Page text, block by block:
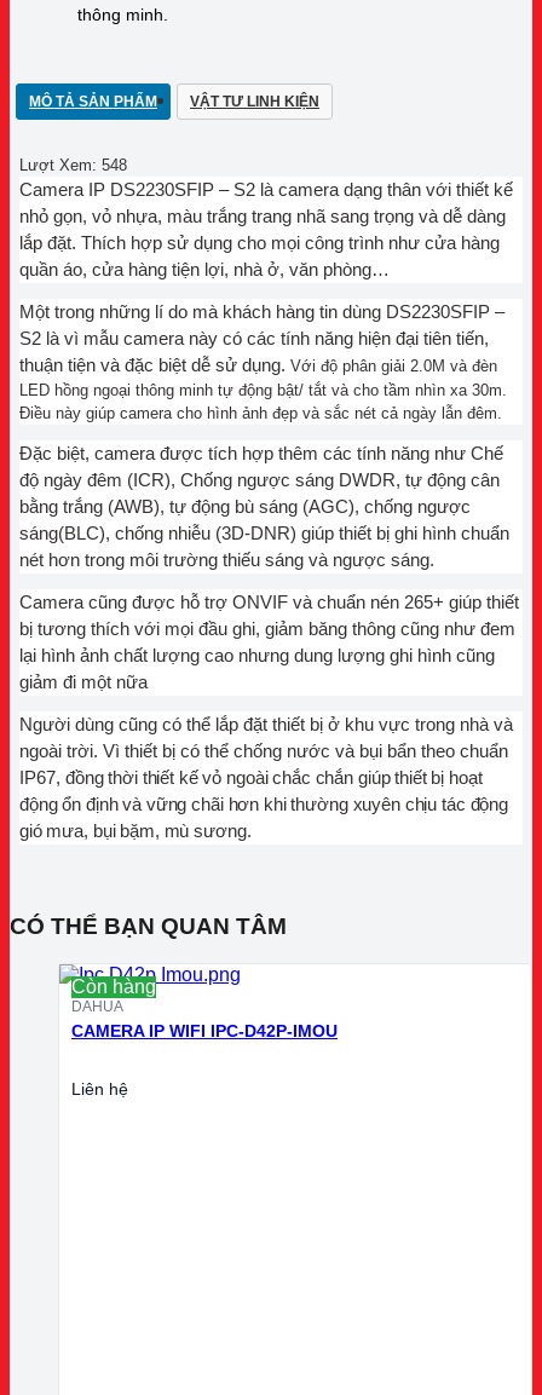
thông minh.
MÔ TẢ SẢN PHẨM VẬT TƯ LINH KIỆN
Lượt Xem: 548
Camera IP DS2230SFIP – S2 là camera dạng thân với thiết kế
nhỏ gọn, vỏ nhựa, màu trắng trang nhã sang trọng và dễ dàng
lắp đặt. Thích hợp sử dụng cho mọi công trình như cửa hàng
quần áo, cửa hàng tiện lợi, nhà ở, văn phòng…
Một trong những lí do mà khách hàng tin dùng DS2230SFIP –
S2 là vì mẫu camera này có các tính năng hiện đại tiên tiến,
thuận tiện và đặc biệt dễ sử dụng. Với độ phân giải 2.0M và đèn
LED hồng ngoại thông minh tự động bật/ tắt và cho tầm nhìn xa 30m.
Điều này giúp camera cho hình ảnh đẹp và sắc nét cả ngày lẫn đêm.
Đặc biệt, camera được tích hợp thêm các tính năng như Chế
độ ngày đêm (ICR), Chống ngược sáng DWDR, tự động cân
bằng trắng (AWB), tự động bù sáng (AGC), chống ngược
sáng(BLC), chống nhiễu (3D-DNR) giúp thiết bị ghi hình chuẩn
nét hơn trong môi trường thiếu sáng và ngược sáng.
Camera cũng được hỗ trợ ONVIF và chuẩn nén 265+ giúp thiết
bị tương thích với mọi đầu ghi, giảm băng thông cũng như đem
lại hình ảnh chất lượng cao nhưng dung lượng ghi hình cũng
giảm đi một nữa
Người dùng cũng có thể lắp đặt thiết bị ở khu vực trong nhà và
ngoài trời. Vì thiết bị có thể chống nước và bụi bẩn theo chuẩn
IP67, đồng thời thiết kế vỏ ngoài chắc chắn giúp thiết bị hoạt
động ổn định và vững chãi hơn khi thường xuyên chịu tác động
gió mưa, bụi bặm, mù sương.
CÓ THỂ BẠN QUAN TÂM
Còn hàng
DAHUA
CAMERA IP WIFI IPC-D42P-IMOU
Liên hệ